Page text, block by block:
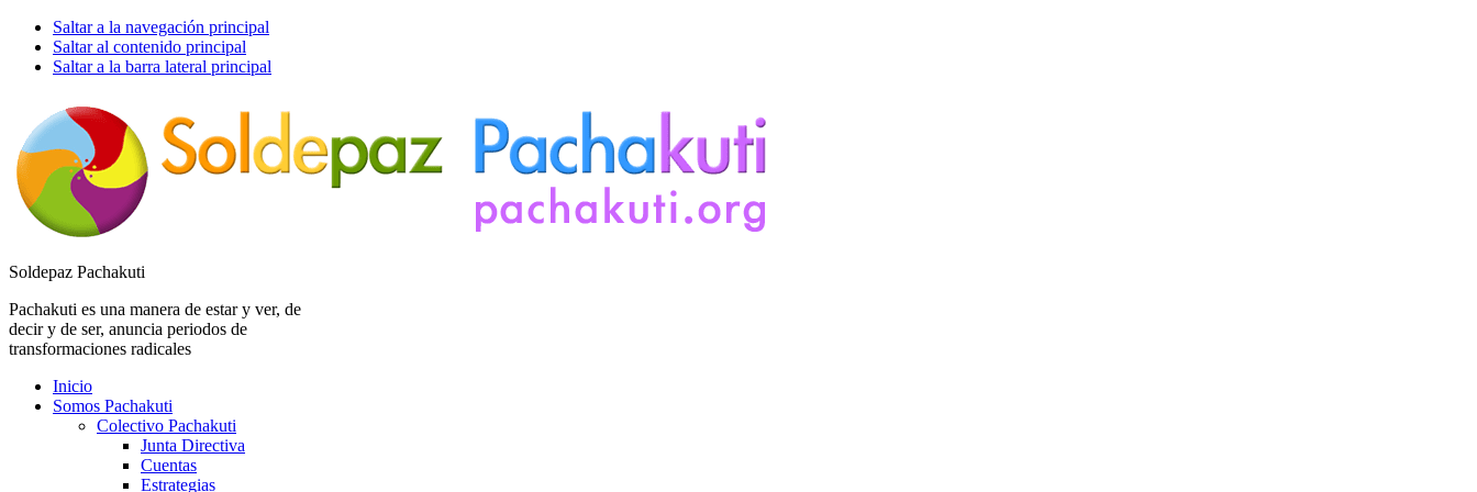
Saltar a la navegación principal
Saltar al contenido principal
Saltar a la barra lateral principal
Soldepaz Pachakuti
Pachakuti es una manera de estar y ver, de
decir y de ser, anuncia periodos de
transformaciones radicales
Inicio
Somos Pachakuti
Colectivo Pachakuti
Junta Directiva
Cuentas
Estrategias